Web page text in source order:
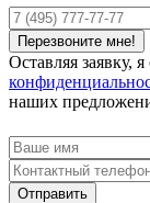
Оставляя заявку,
наших